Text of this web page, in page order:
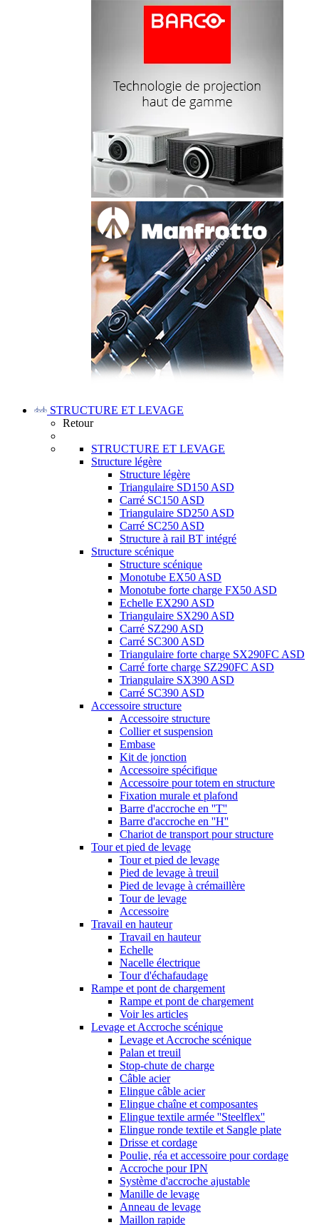
STRUCTURE ET LEVAGE
Retour
STRUCTURE ET LEVAGE
Structure légère
Structure légère
Triangulaire SD150 ASD
Carré SC150 ASD
Triangulaire SD250 ASD
Carré SC250 ASD
Structure à rail BT intégré
Structure scénique
Structure scénique
Monotube EX50 ASD
Monotube forte charge FX50 ASD
Echelle EX290 ASD
Triangulaire SX290 ASD
Carré SZ290 ASD
Carré SC300 ASD
Triangulaire forte charge SX290FC ASD
Carré forte charge SZ290FC ASD
Triangulaire SX390 ASD
Carré SC390 ASD
Accessoire structure
Accessoire structure
Collier et suspension
Embase
Kit de jonction
Accessoire spécifique
Accessoire pour totem en structure
Fixation murale et plafond
Barre d'accroche en ''T''
Barre d'accroche en ''H''
Chariot de transport pour structure
Tour et pied de levage
Tour et pied de levage
Pied de levage à treuil
Pied de levage à crémaillère
Tour de levage
Accessoire
Travail en hauteur
Travail en hauteur
Echelle
Nacelle électrique
Tour d'échafaudage
Rampe et pont de chargement
Rampe et pont de chargement
Voir les articles
Levage et Accroche scénique
Levage et Accroche scénique
Palan et treuil
Stop-chute de charge
Câble acier
Elingue câble acier
Elingue chaîne et composantes
Elingue textile armée ''Steelflex''
Elingue ronde textile et Sangle plate
Drisse et cordage
Poulie, réa et accessoire pour cordage
Accroche pour IPN
Système d'accroche ajustable
Manille de levage
Anneau de levage
Maillon rapide